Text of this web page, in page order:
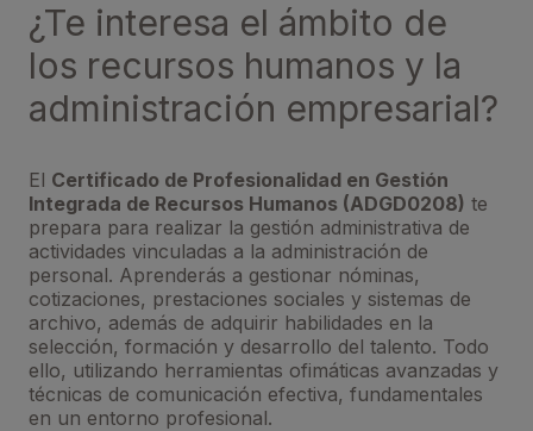
¿Te interesa el ámbito de
los recursos humanos y la
administración empresarial?
El Certificado de Profesionalidad en Gestión
Integrada de Recursos Humanos (ADGD0208) te
prepara para realizar la gestión administrativa de
actividades vinculadas a la administración de
personal. Aprenderás a gestionar nóminas,
cotizaciones, prestaciones sociales y sistemas de
archivo, además de adquirir habilidades en la
selección, formación y desarrollo del talento. Todo
ello, utilizando herramientas ofimáticas avanzadas y
técnicas de comunicación efectiva, fundamentales
en un entorno profesional.